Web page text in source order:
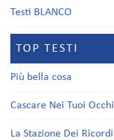
Testi BLANCO
TOP TESTI
Più bella cosa
Cascare Nei Tuoi Occhi
La Stazione Dei Ricordi